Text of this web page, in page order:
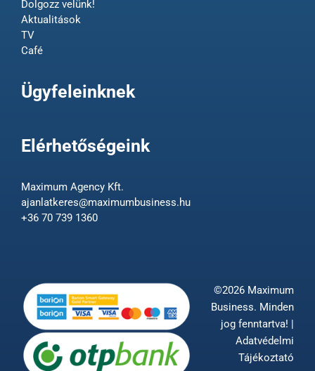
Dolgozz velünk!
Aktualitások
TV
Café
Ügyfeleinknek
Elérhetőségeink
Maximum Agency Kft.
ajanlatkeres@maximumbusiness.hu
+36 70 739 1360
©2026 Maximum
Business. Minden
jog fenntartva! |
Adatvédelmi
Tájékoztató